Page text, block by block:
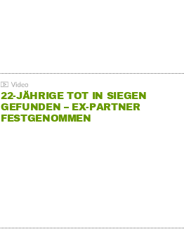
22-JÄHRIGE TOT IN SIEGEN
GEFUNDEN – EX-PARTNER
FESTGENOMMEN